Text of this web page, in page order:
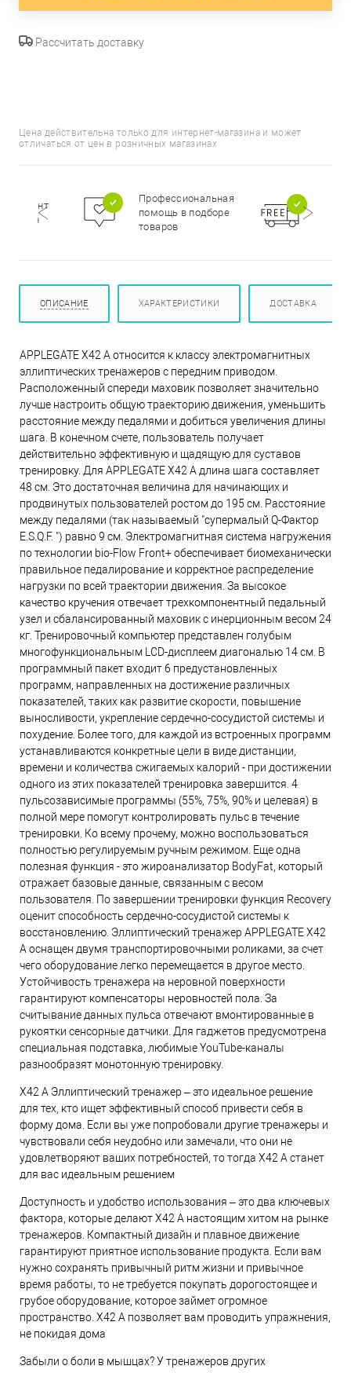
Рассчитать доставку
Цена действительна только для интернет-магазина и может
отличаться от цен в розничных магазинах
Профессиональная
помощь в подборе
товаров
ОПИСАНИЕ ХАРАКТЕРИСТИКИ ДОСТАВКА
APPLEGATE X42 A относится к классу электромагнитных
эллиптических тренажеров с передним приводом.
Расположенный спереди маховик позволяет значительно
лучше настроить общую траекторию движения, уменьшить
расстояние между педалями и добиться увеличения длины
шага. В конечном счете, пользователь получает
действительно эффективную и щадящую для суставов
тренировку. Для APPLEGATE X42 A длина шага составляет
48 см. Это достаточная величина для начинающих и
продвинутых пользователей ростом до 195 см. Расстояние
между педалями (так называемый "супермалый Q-Фактор
E.S.Q.F. ") равно 9 см. Электромагнитная система нагружения
по технологии bio-Flow Front+ обеспечивает биомеханически
правильное педалирование и корректное распределение
нагрузки по всей траектории движения. За высокое
качество кручения отвечает трехкомпонентный педальный
узел и сбалансированный маховик с инерционным весом 24
кг. Тренировочный компьютер представлен голубым
многофункциональным LCD-дисплеем диагональю 14 см. В
программный пакет входит 6 предустановленных
программ, направленных на достижение различных
показателей, таких как развитие скорости, повышение
выносливости, укрепление сердечно-сосудистой системы и
похудение. Более того, для каждой из встроенных программ
устанавливаются конкретные цели в виде дистанции,
времени и количества сжигаемых калорий - при достижении
одного из этих показателей тренировка завершится. 4
пульсозависимые программы (55%, 75%, 90% и целевая) в
полной мере помогут контролировать пульс в течение
тренировки. Ко всему прочему, можно воспользоваться
полностью регулируемым ручным режимом. Еще одна
полезная функция - это жироанализатор BodyFat, который
отражает базовые данные, связанным с весом
пользователя. По завершении тренировки функция Recovery
оценит способность сердечно-сосудистой системы к
восстановлению. Эллиптический тренажер APPLEGATE X42
A оснащен двумя транспортировочными роликами, за счет
чего оборудование легко перемещается в другое место.
Устойчивость тренажера на неровной поверхности
гарантируют компенсаторы неровностей пола. За
считывание данных пульса отвечают вмонтированные в
рукоятки сенсорные датчики. Для гаджетов предусмотрена
специальная подставка, любимые YouTube-каналы
разнообразят монотонную тренировку.
X42 A Эллиптический тренажер – это идеальное решение
для тех, кто ищет эффективный способ привести себя в
форму дома. Если вы уже попробовали другие тренажеры и
чувствовали себя неудобно или замечали, что они не
удовлетворяют ваших потребностей, то тогда X42 A станет
для вас идеальным решением
Доступность и удобство использования – это два ключевых
фактора, которые делают X42 A настоящим хитом на рынке
тренажеров. Компактный дизайн и плавное движение
гарантируют приятное использование продукта. Если вам
нужно сохранять привычный ритм жизни и привычное
время работы, то не требуется покупать дорогостоящее и
грубое оборудование, которое займет огромное
пространство. X42 A позволяет вам проводить упражнения,
не покидая дома
Забыли о боли в мышцах? У тренажеров других